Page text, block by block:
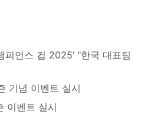
피언스 컵 2025’ "한국 대표팀
기념 이벤트 실시
이벤트 실시